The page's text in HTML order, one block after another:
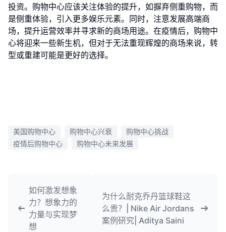
投资。购物中心应该关注体验的提升，如摒弃侧重购物，而
是侧重体验，引入更多娱乐元素。同时，注意发展高端商
场，提升运营效率并寻求新的商场用途。在疫情后，购物中
心将迎来一些新生机，但对于无法重现辉煌的商场来说，转
型或重建可能是更好的选择。
美国购物中心 购物中心兴衰
购物中心挑战
疫情后购物中心
购物中心未来发展
如何激发想象
力？想象力的
力量与实现梦
想
为什么耐克乔丹篮球鞋这
么贵？| Nike Air Jordans
案例研究| Aditya Saini